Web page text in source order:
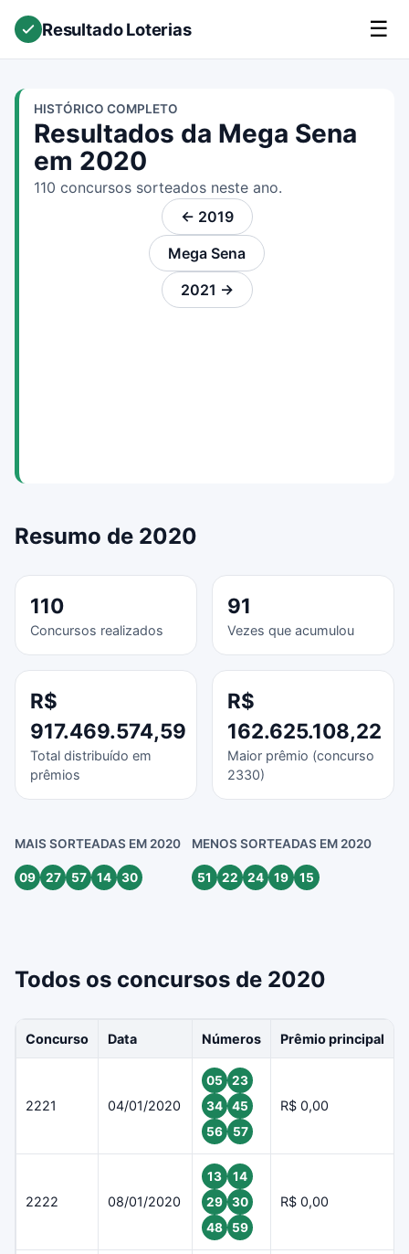
Resultado Loterias ☰
HISTÓRICO COMPLETO
Resultados da Mega Sena
em 2020
110 concursos sorteados neste ano.
← 2019
Mega Sena
2021 →
Resumo de 2020
110
Concursos realizados
91
Vezes que acumulou
R$
917.469.574,59
Total distribuído em
prêmios
R$
162.625.108,22
Maior prêmio (concurso
2330)
MAIS SORTEADAS EM 2020
09 27 57 14 30
MENOS SORTEADAS EM 2020
51 22 24 19 15
Todos os concursos de 2020
Concurso Data Números Prêmio principal
2221 04/01/2020
05
23
34
45
56
57
R$ 0,00
2222 08/01/2020
13
14
29
30
48
59
R$ 0,00